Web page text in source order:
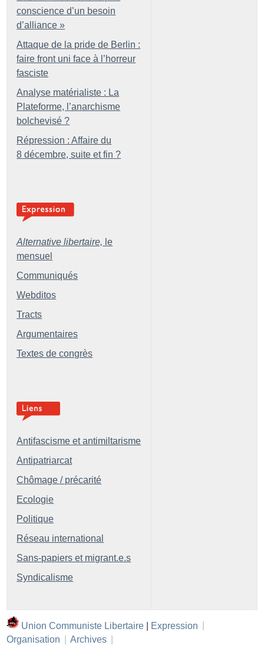
conscience d’un besoin
d’alliance »
Attaque de la pride de Berlin :
faire front uni face à l’horreur
fasciste
Analyse matérialiste : La
Plateforme, l’anarchisme
bolchevisé ?
Répression : Affaire du
8 décembre, suite et fin ?
Alternative libertaire, le
mensuel
Communiqués
Webditos
Tracts
Argumentaires
Textes de congrès
Antifascisme et antimiltarisme
Antipatriarcat
Chômage / précarité
Ecologie
Politique
Réseau international
Sans-papiers et migrant.e.s
Syndicalisme
Union Communiste Libertaire | Expression
Organisation
Archives